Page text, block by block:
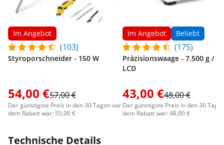
Im Angebot
(103)
Styroporschneider - 150 W
54,00 €57,00 €
Der günstigste Preis in den 30 Tagen vor
dem Rabatt war: 55,00 €
Im Angebot Beliebt
(175)
Präzisionswaage - 7.500 g /
LCD
43,00 €48,00 €
Der günstigste Preis in den 30
dem Rabatt war: 48,00 €
Technische Details